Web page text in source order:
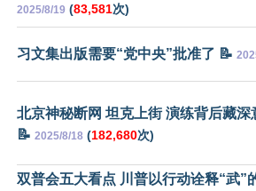
2025/8/19 (83,581次)
习文集出版需要“党中央”批准了 📝
北京神秘断网 坦克上街 演练背后藏深
📝 2025/8/18 (182,680次)
双普会五大看点 川普以行动诠释“武”